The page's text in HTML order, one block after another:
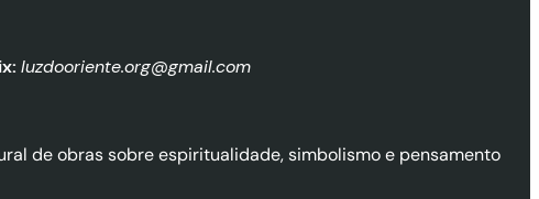
luzdooriente.org@gmail.com
de obras sobre espiritualidade, simbolismo e pensamento